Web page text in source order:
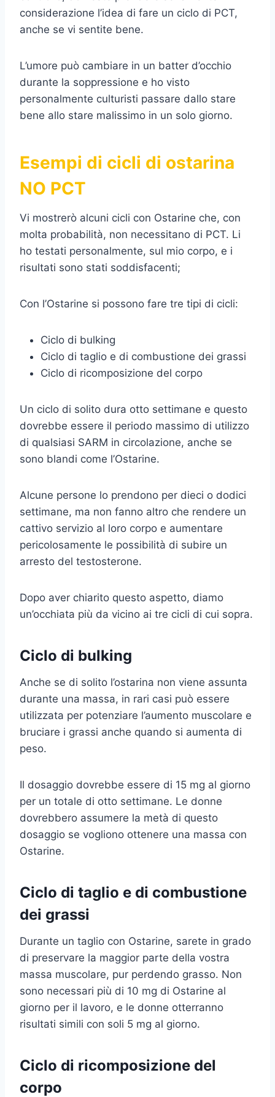
considerazione l’idea di fare un ciclo di PCT,
anche se vi sentite bene.
L’umore può cambiare in un batter d’occhio
durante la soppressione e ho visto
personalmente culturisti passare dallo stare
bene allo stare malissimo in un solo giorno.
Esempi di cicli di ostarina
NO PCT
Vi mostrerò alcuni cicli con Ostarine che, con
molta probabilità, non necessitano di PCT. Li
ho testati personalmente, sul mio corpo, e i
risultati sono stati soddisfacenti;
Con l’Ostarine si possono fare tre tipi di cicli:
Ciclo di bulking
Ciclo di taglio e di combustione dei grassi
Ciclo di ricomposizione del corpo
Un ciclo di solito dura otto settimane e questo
dovrebbe essere il periodo massimo di utilizzo
di qualsiasi SARM in circolazione, anche se
sono blandi come l’Ostarine.
Alcune persone lo prendono per dieci o dodici
settimane, ma non fanno altro che rendere un
cattivo servizio al loro corpo e aumentare
pericolosamente le possibilità di subire un
arresto del testosterone.
Dopo aver chiarito questo aspetto, diamo
un’occhiata più da vicino ai tre cicli di cui sopra.
Ciclo di bulking
Anche se di solito l’ostarina non viene assunta
durante una massa, in rari casi può essere
utilizzata per potenziare l’aumento muscolare e
bruciare i grassi anche quando si aumenta di
peso.
Il dosaggio dovrebbe essere di 15 mg al giorno
per un totale di otto settimane. Le donne
dovrebbero assumere la metà di questo
dosaggio se vogliono ottenere una massa con
Ostarine.
Ciclo di taglio e di combustione
dei grassi
Durante un taglio con Ostarine, sarete in grado
di preservare la maggior parte della vostra
massa muscolare, pur perdendo grasso. Non
sono necessari più di 10 mg di Ostarine al
giorno per il lavoro, e le donne otterranno
risultati simili con soli 5 mg al giorno.
Ciclo di ricomposizione del
corpo